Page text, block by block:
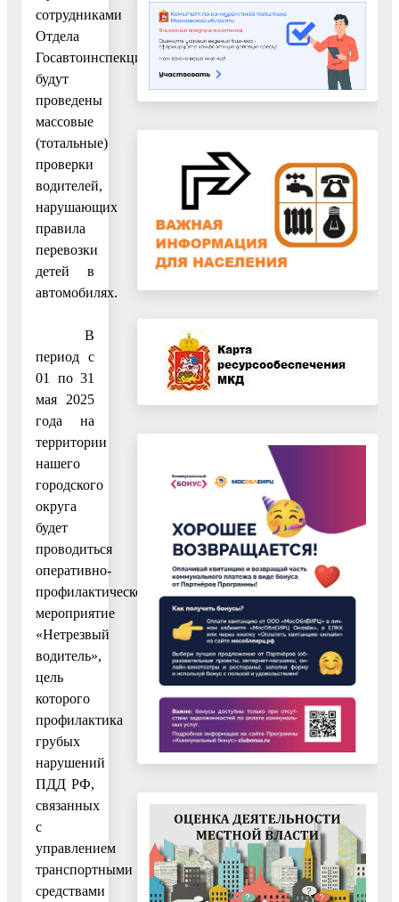
сотрудниками
Отдела
Госавтоинспекции
будут
проведены
массовые
(тотальные)
проверки
водителей,
нарушающих
правила
перевозки
детей в
автомобилях.
В
период с
01 по 31
мая 2025
года на
территории
нашего
городского
округа
будет
проводиться
оперативно-
профилактическое
мероприятие
«Нетрезвый
водитель»,
цель
которого
профилактика
грубых
нарушений
ПДД РФ,
связанных
с
управлением
транспортными
средствами